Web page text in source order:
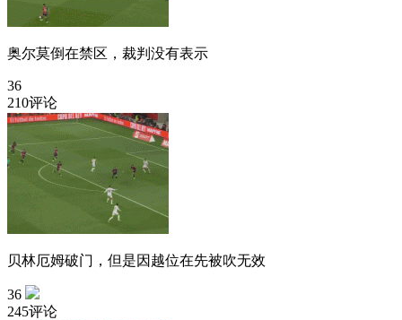
奥尔莫倒在禁区，裁判没有表示
36
210评论
贝林厄姆破门，但是因越位在先被吹无效
36
245评论